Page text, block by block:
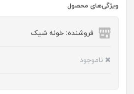
ویژگی‌های محصول
فروشنده: خونه شیک
ناموجود